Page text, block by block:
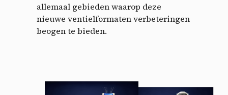
allemaal gebieden waarop deze
nieuwe ventielformaten verbeteringen
beogen te bieden.